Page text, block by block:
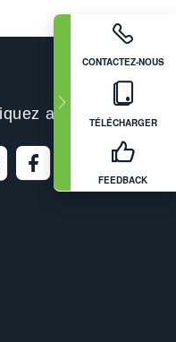
CONTACTEZ-NOUS
TÉLÉCHARGER
FEEDBACK
avec nous